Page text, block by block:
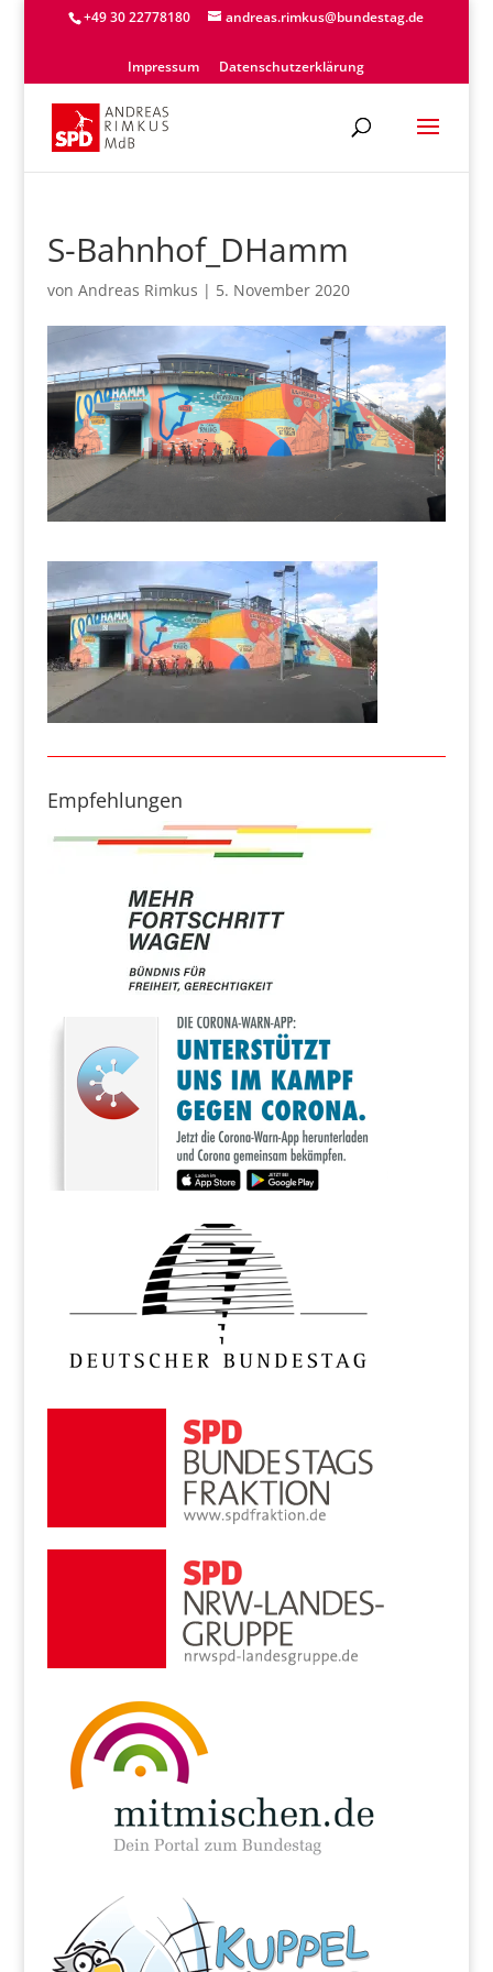
+49 30 22778180 andreas.rimkus@bundestag.de
Impressum Datenschutzerklärung
S-Bahnhof_DHamm
von Andreas Rimkus | 5. November 2020
Empfehlungen